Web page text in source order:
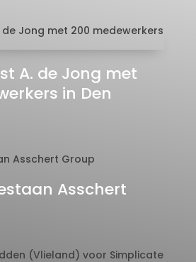
A. de Jong met
in Den
Asschert